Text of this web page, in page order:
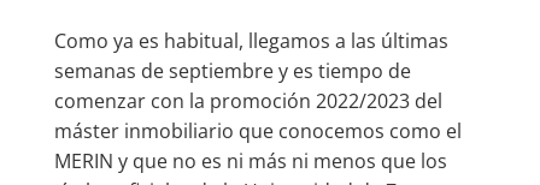
Como ya es habitual, llegamos a las últimas
semanas de septiembre y es tiempo de
comenzar con la promoción 2022/2023 del
máster inmobiliario que conocemos como el
MERIN y que no es ni más ni menos que los